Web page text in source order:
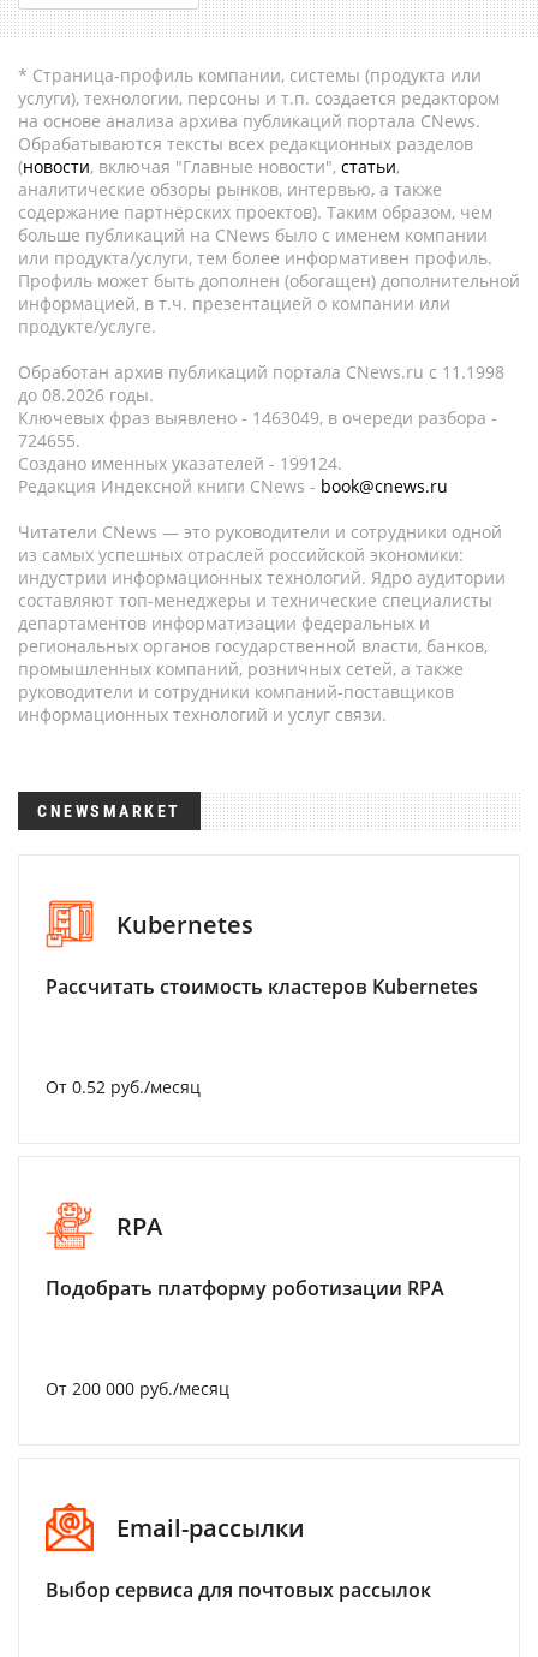
* Страница-профиль компании, системы (продукта или
услуги), технологии, персоны и т.п. создается редактором
на основе анализа архива публикаций портала CNews.
Обрабатываются тексты всех редакционных разделов
(новости, включая "Главные новости", статьи,
аналитические обзоры рынков, интервью, а также
содержание партнёрских проектов). Таким образом, чем
больше публикаций на CNews было с именем компании
или продукта/услуги, тем более информативен профиль.
Профиль может быть дополнен (обогащен) дополнительной
информацией, в т.ч. презентацией о компании или
продукте/услуге.
Обработан архив публикаций портала CNews.ru c 11.1998
до 08.2026 годы.
Ключевых фраз выявлено - 1463049, в очереди разбора -
724655.
Создано именных указателей - 199124.
Редакция Индексной книги CNews - book@cnews.ru
Читатели CNews — это руководители и сотрудники одной
из самых успешных отраслей российской экономики:
индустрии информационных технологий. Ядро аудитории
составляют топ-менеджеры и технические специалисты
департаментов информатизации федеральных и
региональных органов государственной власти, банков,
промышленных компаний, розничных сетей, а также
руководители и сотрудники компаний-поставщиков
информационных технологий и услуг связи.
CNEWSMARKET
Kubernetes
Рассчитать стоимость кластеров Kubernetes
От 0.52 руб./месяц
RPA
Подобрать платформу роботизации RPA
От 200 000 руб./месяц
Email-рассылки
Выбор сервиса для почтовых рассылок